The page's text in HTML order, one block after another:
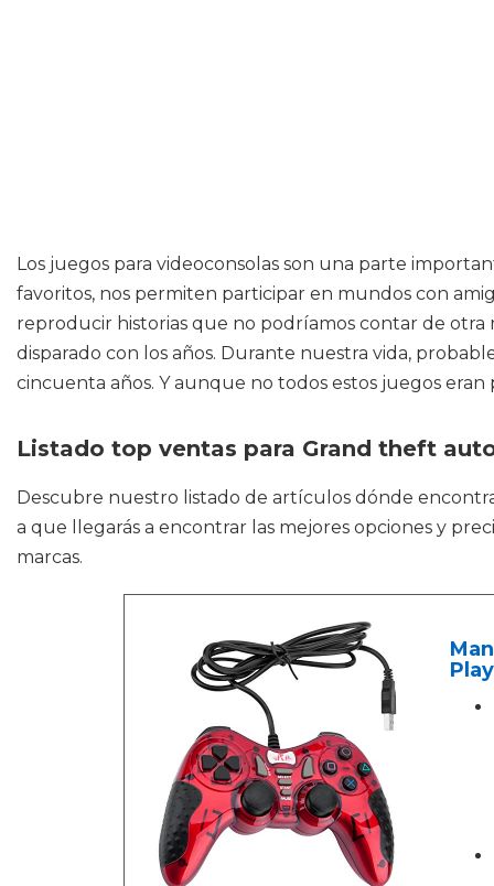
Los juegos para videoconsolas son una parte
favoritos, nos permiten participar en mundos con
reproducir historias que no podríamos contar de otra
disparado con los años. Durante nuestra vida,
cincuenta años. Y aunque no todos estos juegos
Listado top ventas para Grand theft
Descubre nuestro listado de artículos dónde
a que llegarás a encontrar las mejores opciones y
marcas.